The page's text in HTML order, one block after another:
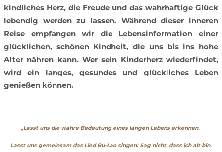
kindliches Herz, die Freude und das wahrhaftige Glück
lebendig werden zu lassen. Während dieser inneren
Reise empfangen wir die Lebensinformation einer
glücklichen, schönen Kindheit, die uns bis ins hohe
Alter nähren kann. Wer sein Kinderherz wiederfindet,
wird ein langes, gesundes und glückliches Leben
genießen können.
„Lasst uns die wahre Bedeutung eines langen Lebens erkennen.
Lasst uns gemeinsam das Lied Bu-Lao singen: Sag nicht, dass ich alt bin.